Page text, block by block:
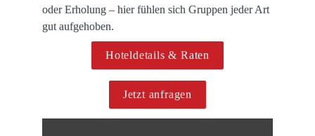
oder Erholung – hier fühlen sich Gruppen jeder Art
gut aufgehoben.
Hoteldetails & Raten
Jetzt anfragen